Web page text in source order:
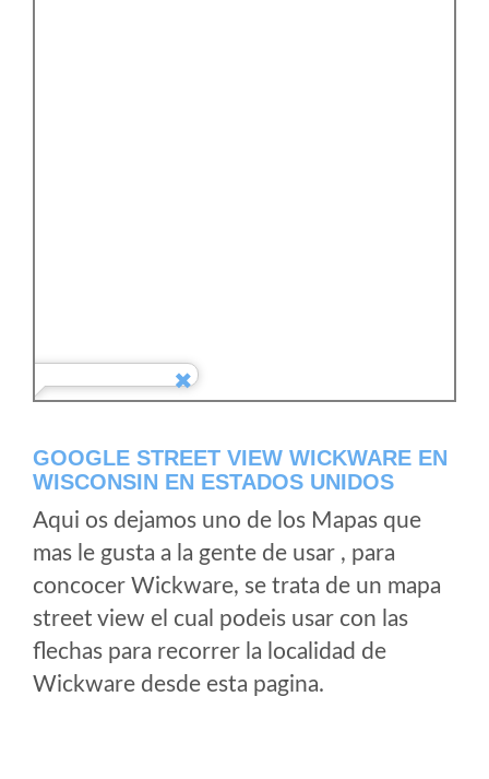
GOOGLE STREET VIEW WICKWARE EN
WISCONSIN EN ESTADOS UNIDOS
Aqui os dejamos uno de los Mapas que
mas le gusta a la gente de usar , para
concocer Wickware, se trata de un mapa
street view el cual podeis usar con las
flechas para recorrer la localidad de
Wickware desde esta pagina.